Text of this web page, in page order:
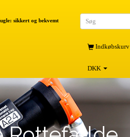
sikkert og bekvemt
Indkøbskurv
DKK